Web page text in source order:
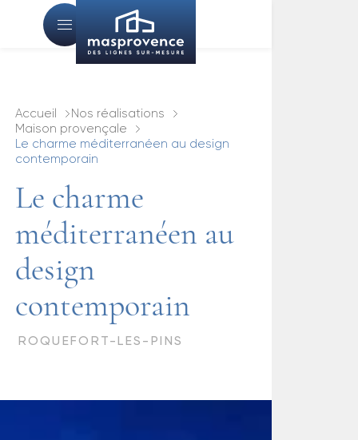
Accueil
Nos réalisations
Maison provençale
Le charme méditerranéen au design
contemporain
Le charme
méditerranéen au
design
contemporain
ROQUEFORT-LES-PINS